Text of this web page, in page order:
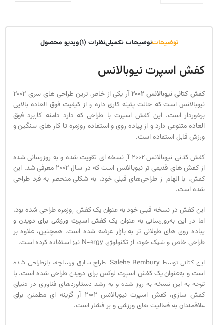
توضیحاتتوضیحات تکمیلینظرات (1) ویدیو محصول
کفش اسپرت نیوبالانس
کفش کتانی نیوبالانس 2002 آر
یکی از خاص ترین طراحی های سری 2002
نیوبالانس است که حالت پتینه کاری داره و از کیفیت فوق العاده بالایی
برخوردار است. این کفش اسپرت با طراحی که دارد دامنه کاربرد فوق
العاده متنوعی دارد و از پیاده روی و استفاده روزمره تا کار های سنگین و
ورزش قابل استفاده است.
کفش کتانی نیوبالانس 2002 آر نسخه ای تقویت شده و به روزرسانی شده
از کفش های قدیمی تر نیوبالانس است که در سال 2002 معرفی شد. این
کفش، با الهام از طراحی‌های قبلی خود، به شکلی منحصر به فرد طراحی
شده است.
این کفش در نسخه قبلی خود به عنوان یک کفش روزمره طراحی شده بود،
اما در این به‌روزرسانی به عنوان یک کفش اسپرت ورزشی برای دویدن و
پیاده‌ روی‌ های طولانی تر به بازار عرضه شده است. همچنین، علاوه بر
طراحی خاص و شیک خود، از تکنولوژی N-ergy نیز استفاده کرده است.
این کتانی توسط Salehe Bembury، طراح سابق ورساچه، بازطراحی شده
است و به‌عنوان یک کفش اسپرت لوکس برای دویدن طراحی شده است. با
توجه به این نسخه به‌ روز شده و به‌ رشد دستاوردهای فناوری در دنیای
کفش‌ سازی، کفش اسپرت نیوبالانس 2002 آر گزینه ای مطمئن برای
علاقمندان به فعالیت‌ های ورزشی و پر فشار است.